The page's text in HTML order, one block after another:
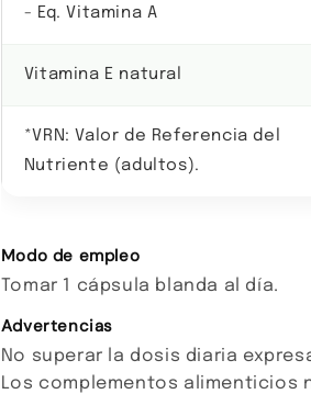
- Eq. Vitamina A
Vitamina E natural
*VRN: Valor de Referencia del
Nutriente (adultos).
Modo de empleo
Tomar 1 cápsula blanda al día.
Advertencias
No superar la dosis diaria
Los complementos alimenticios